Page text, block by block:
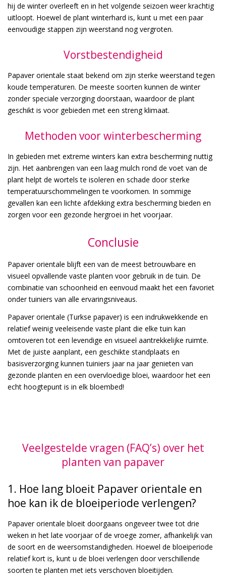
hij de winter overleeft en in het volgende seizoen weer krachtig
uitloopt. Hoewel de plant winterhard is, kunt u met een paar
eenvoudige stappen zijn weerstand nog vergroten.
Vorstbestendigheid
Papaver orientale staat bekend om zijn sterke weerstand tegen
koude temperaturen. De meeste soorten kunnen de winter
zonder speciale verzorging doorstaan, waardoor de plant
geschikt is voor gebieden met een streng klimaat.
Methoden voor winterbescherming
In gebieden met extreme winters kan extra bescherming nuttig
zijn. Het aanbrengen van een laag mulch rond de voet van de
plant helpt de wortels te isoleren en schade door sterke
temperatuurschommelingen te voorkomen. In sommige
gevallen kan een lichte afdekking extra bescherming bieden en
zorgen voor een gezonde hergroei in het voorjaar.
Conclusie
Papaver orientale blijft een van de meest betrouwbare en
visueel opvallende vaste planten voor gebruik in de tuin. De
combinatie van schoonheid en eenvoud maakt het een favoriet
onder tuiniers van alle ervaringsniveaus.
Papaver orientale (Turkse papaver) is een indrukwekkende en
relatief weinig veeleisende vaste plant die elke tuin kan
omtoveren tot een levendige en visueel aantrekkelijke ruimte.
Met de juiste aanplant, een geschikte standplaats en
basisverzorging kunnen tuiniers jaar na jaar genieten van
gezonde planten en een overvloedige bloei, waardoor het een
echt hoogtepunt is in elk bloembed!
Veelgestelde vragen (FAQ’s) over het
planten van papaver
1. Hoe lang bloeit Papaver orientale en
hoe kan ik de bloeiperiode verlengen?
Papaver orientale bloeit doorgaans ongeveer twee tot drie
weken in het late voorjaar of de vroege zomer, afhankelijk van
de soort en de weersomstandigheden. Hoewel de bloeiperiode
relatief kort is, kunt u de bloei verlengen door verschillende
soorten te planten met iets verschoven bloeitijden.